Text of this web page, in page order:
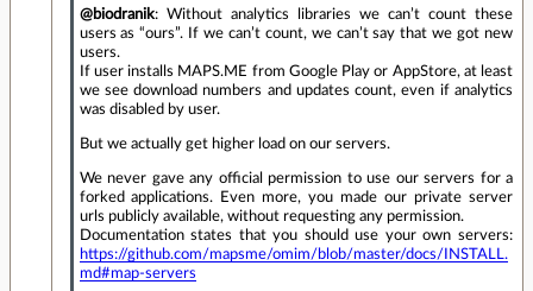
@biodranik: Without analytics libraries we can’t count these
users as “ours”. If we can’t count, we can’t say that we got new
users.
If user installs MAPS.ME from Google Play or AppStore, at least
we see download numbers and updates count, even if analytics
was disabled by user.
But we actually get higher load on our servers.
We never gave any official permission to use our servers for a
forked applications. Even more, you made our private server
urls publicly available, without requesting any permission.
Documentation states that you should use your own servers:
https://github.com/mapsme/omim/blob/master/docs/INSTALL.
md#map-servers